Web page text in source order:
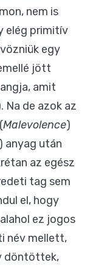
nem is
elég primitív
egy
jött
amit
Na de azok az
Malevolence)
anyag után
az egész
tag sem
el, hogy
ez jogos
név mellett,
döntöttek,